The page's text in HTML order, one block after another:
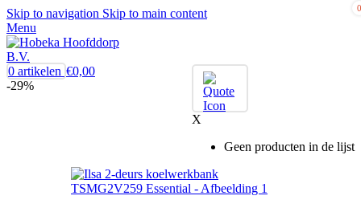
Skip to navigation Skip to main content
Menu
0
X
Geen producten in de lijst
0 artikelen €0,00
-29%